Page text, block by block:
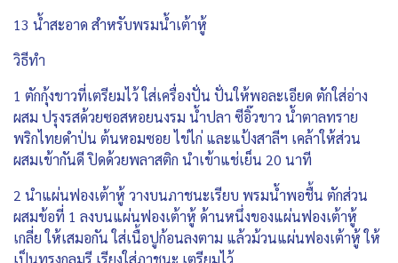
13 น้ำสะอาด สำหรับพรมน้ำเต้าหู้
วิธีทำ
1 ตักกุ้งขาวที่เตรียมไว้ ใส่เครื่องปั่น ปั่นให้พอละเอียด ตักใส่อ่าง
ผสม ปรุงรสด้วยซอสหอยนงรม น้ำปลา ซีอิ๊วขาว น้ำตาลทราย
พริกไทยดำป่น ต้นหอมซอย ไข่ไก่ และแป้งสาลีฯ เคล้าให้ส่วน
ผสมเข้ากันดี ปิดด้วยพลาสติก นำเข้าแช่เย็น 20 นาที
2 นำแผ่นฟองเต้าหู้ วางบนภาชนะเรียบ พรมน้ำพอชื้น ตักส่วน
ผสมข้อที่ 1 ลงบนแผ่นฟองเต้าหู้ ด้านหนึ่งของแผ่นฟองเต้าหู้
เกลี่ย ให้เสมอกัน ใส่เนื้อปูก้อนลงตาม แล้วม้วนแผ่นฟองเต้าหู้ ให้
เป็นทรงกลมรี เรียงใส่ภาชนะ เตรียมไว้